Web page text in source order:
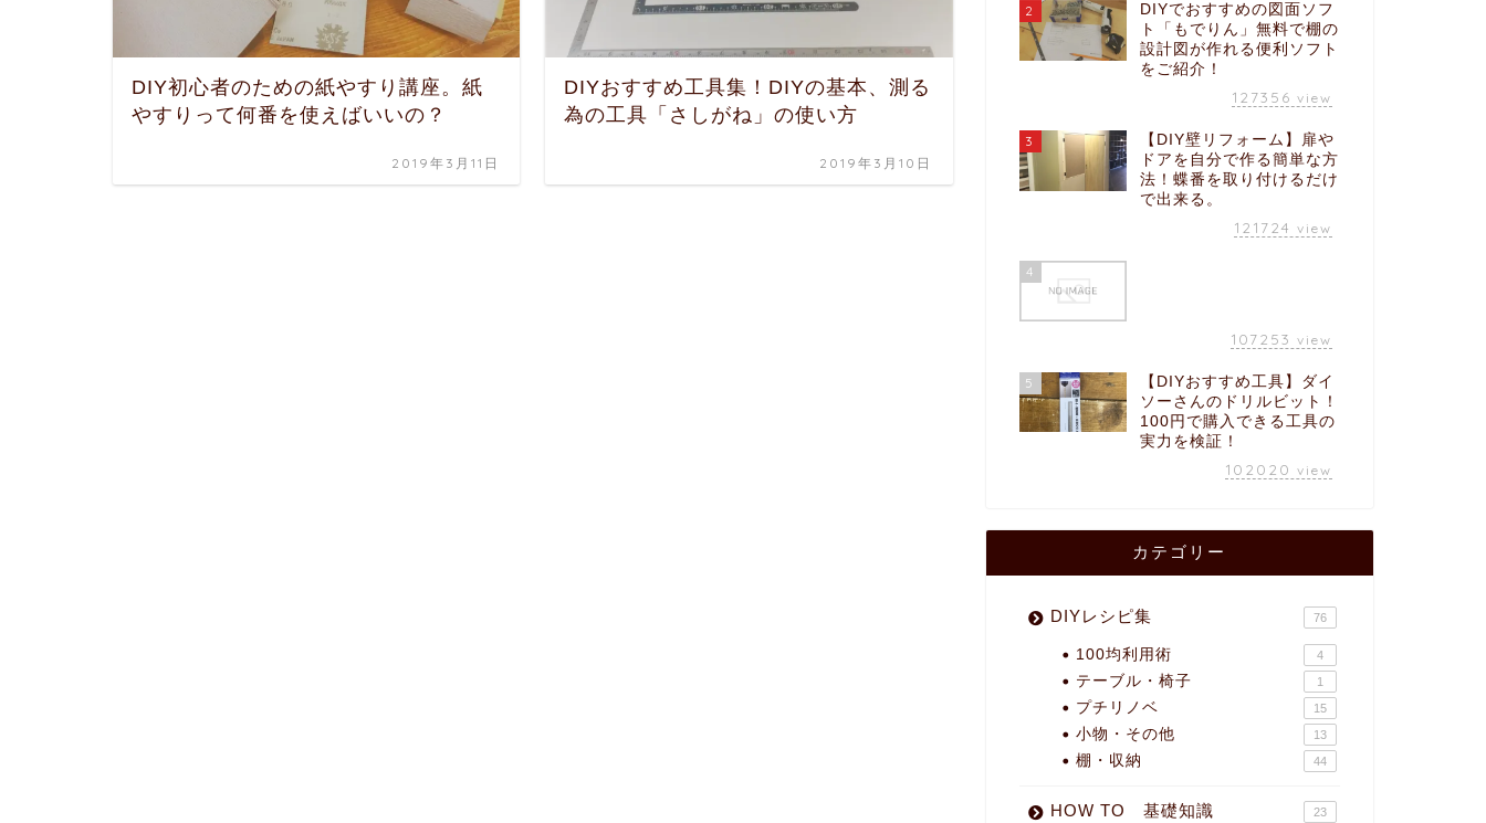
DIY初心者のための紙やすり講座。紙
やすりって何番を使えばいいの？
2019年3月11日
DIYおすすめ工具集！DIYの基本、測る
為の工具「さしがね」の使い方
2019年3月10日
2
DIYでおすすめの図面ソフ
ト「もでりん」無料で棚の
設計図が作れる便利ソフト
をご紹介！
127356 view
3
【DIY壁リフォーム】扉や
ドアを自分で作る簡単な方
法！蝶番を取り付けるだけ
で出来る。
121724 view
4
107253 view
5
【DIYおすすめ工具】ダイ
ソーさんのドリルビット！
100円で購入できる工具の
実力を検証！
102020 view
カテゴリー
DIYレシピ集 76
100均利用術 4
テーブル・椅子 1
プチリノベ 15
小物・その他 13
棚・収納 44
HOW TO 基礎知識 23